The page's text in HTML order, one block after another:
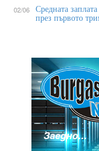
02/06 Средната
през първото